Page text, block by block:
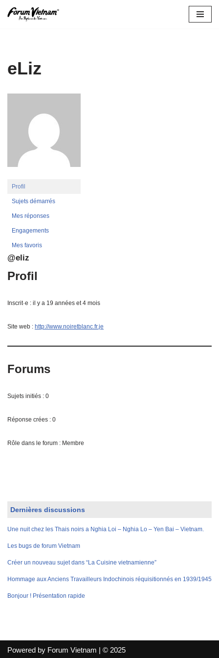
eLiz
Profil
Sujets démarrés
Mes réponses
Engagements
Mes favoris
@eliz
Profil
Inscrit·e : il y a 19 années et 4 mois
Site web : http://www.noiretblanc.fr.je
Forums
Sujets initiés : 0
Réponse crées : 0
Rôle dans le forum : Membre
Dernières discussions
Une nuit chez les Thais noirs a Nghia Loi – Nghia Lo – Yen Bai – Vietnam.
Les bugs de forum Vietnam
Créer un nouveau sujet dans “La Cuisine vietnamienne”
Hommage aux Anciens Travailleurs Indochinois réquisitionnés en 1939/1945
Bonjour ! Présentation rapide
Powered by Forum Vietnam | © 2025